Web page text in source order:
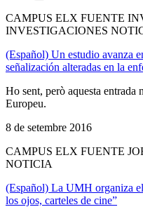
CAMPUS ELX FUENTE
INVESTIGACIONES
(Español) Un estudio avanza
señalización alteradas en la
Ho sent, però aquesta entrada
Europeu.
8 de setembre 2016
CAMPUS ELX FUENTE
NOTICIA
(Español) La UMH organiza
los ojos, carteles de cine”